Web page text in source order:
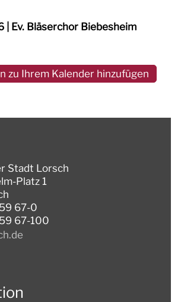
| Ev. Bläserchor Biebesheim
zu Ihrem Kalender hinzufügen
Stadt Lorsch
Platz 1
67-0
67-100
d